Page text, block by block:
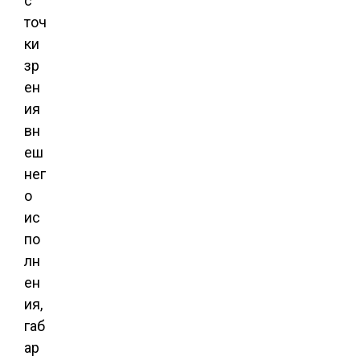
точ
ки
зр
ен
ия
вн
еш
нег
о
ис
по
лн
ен
ия,
габ
ар